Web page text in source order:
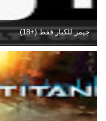
جيمز للكبار فقط (+18)